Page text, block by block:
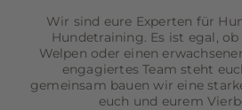
Wir sind eure Experten für
Hundetraining. Es ist egal,
Welpen oder einen
engagiertes Team steht
gemeinsam bauen wir eine
euch und eurem